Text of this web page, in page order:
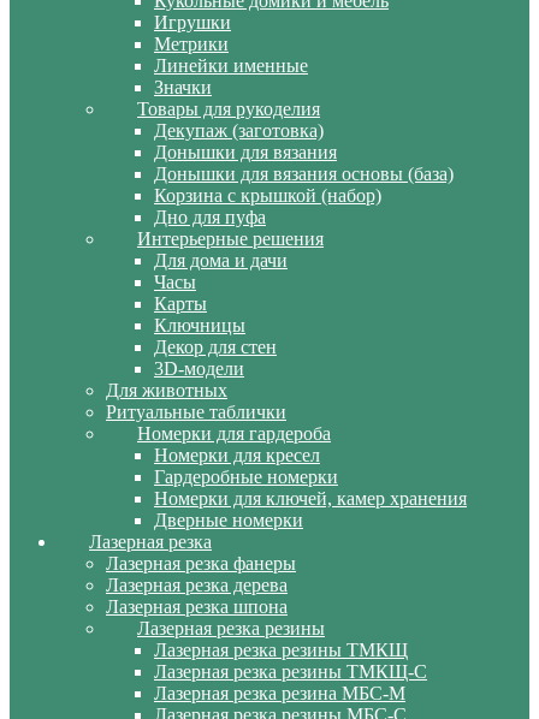
Игрушки
Метрики
Линейки именные
Значки
Товары для рукоделия
Декупаж (заготовка)
Донышки для вязания
Донышки для вязания основы (база)
Корзина с крышкой (набор)
Дно для пуфа
Интерьерные решения
Для дома и дачи
Часы
Карты
Ключницы
Декор для стен
3D-модели
Для животных
Ритуальные таблички
Номерки для гардероба
Номерки для кресел
Гардеробные номерки
Номерки для ключей, камер хранения
Дверные номерки
Лазерная резка
Лазерная резка фанеры
Лазерная резка дерева
Лазерная резка шпона
Лазерная резка резины
Лазерная резка резины ТМКЩ
Лазерная резка резины ТМКЩ-С
Лазерная резка резина МБС-М
Лазерная резка резины МБС-С